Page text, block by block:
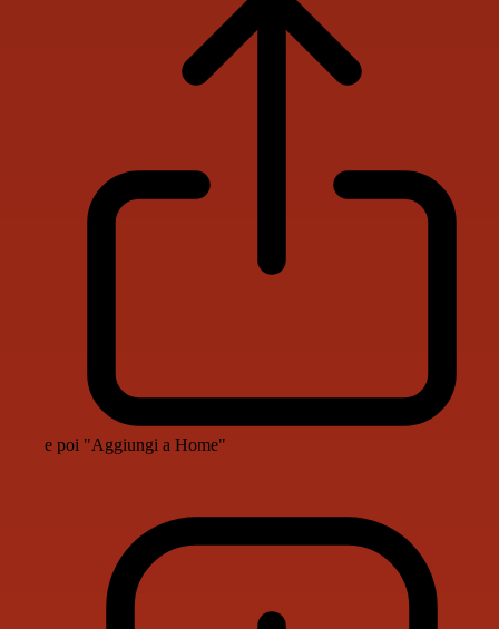
e poi "Aggiungi a Home"